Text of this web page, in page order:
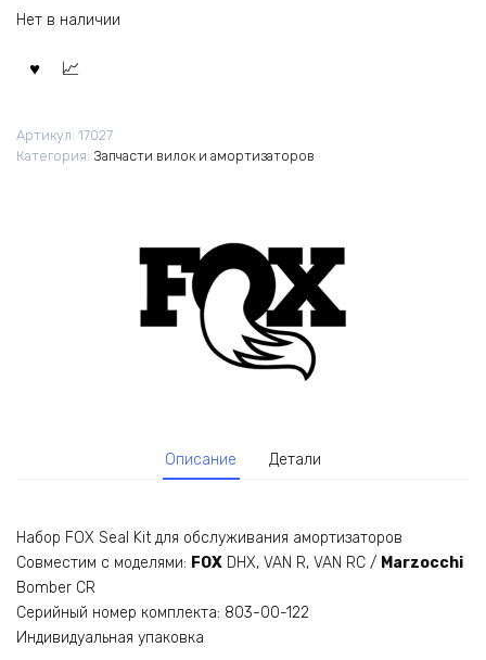
Нет в наличии
Артикул: 17027
Категория: Запчасти вилок и амортизаторов
Описание Детали
Набор FOX Seal Kit для обслуживания амортизаторов
Совместим с моделями: FOX DHX, VAN R, VAN RC / Marzocchi
Bomber CR
Серийный номер комплекта: 803-00-122
Индивидуальная упаковка